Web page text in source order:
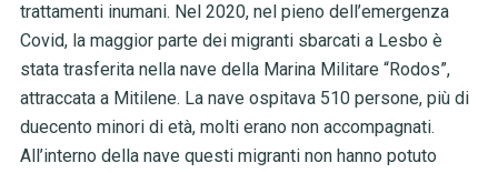
trattamenti inumani. Nel 2020, nel pieno dell’emergenza
Covid, la maggior parte dei migranti sbarcati a Lesbo è
stata trasferita nella nave della Marina Militare “Rodos”,
attraccata a Mitilene. La nave ospitava 510 persone, più di
duecento minori di età, molti erano non accompagnati.
All’interno della nave questi migranti non hanno potuto